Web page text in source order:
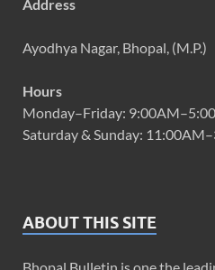
Address
Ayodhya Nagar, Bhopal, (M.P.)
Hours
Monday–Friday:
Saturday & Sunday:
ABOUT THIS SITE